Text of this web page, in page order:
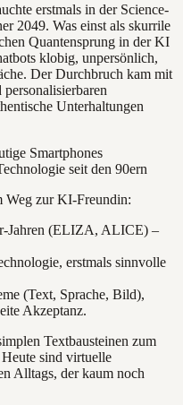
erstmals in der Science-
2049. Was einst als skurrile
Quantensprung in der KI
klobig, unpersönlich,
Der Durchbruch kam mit
Unterhaltungen
Weg zur KI-Freundin:
Jahren (ELIZA, ALICE) –
erstmals sinnvolle
(Text, Sprache, Bild),
Akzeptanz.
Textbausteinen zum
sind virtuelle
Alltags, der kaum noch